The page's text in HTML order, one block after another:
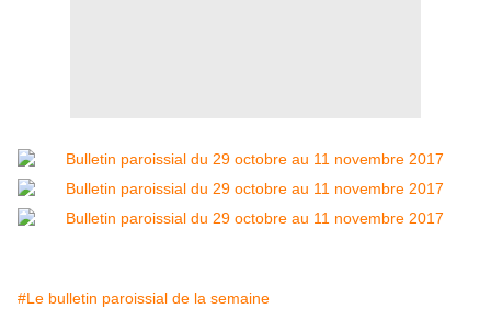
#Le bulletin paroissial de la semaine